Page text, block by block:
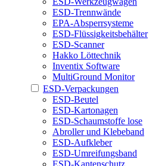
ESD-Trennwände
EPA-Absperrsysteme
ESD-Flüssigkeitsbehälter
ESD-Scanner
Hakko Löttechnik
Inventix Software
MultiGround Monitor
ESD-Verpackungen
ESD-Beutel
ESD-Kartonagen
ESD-Schaumstoffe lose
Abroller und Klebeband
ESD-Aufkleber
ESD-Umreifungsband